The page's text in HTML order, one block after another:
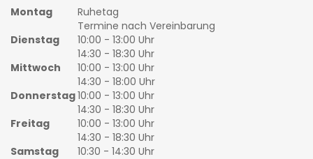
Montag
Ruhetag
Termine nach Vereinbarung
Dienstag
10:00 - 13:00 Uhr
14:30 - 18:30 Uhr
Mittwoch
10:00 - 13:00 Uhr
14:30 - 18:00 Uhr
Donnerstag10:00 - 13:00 Uhr
14:30 - 18:30 Uhr
Freitag
10:00 - 13:00 Uhr
14:30 - 18:30 Uhr
Samstag
10:30 - 14:30 Uhr